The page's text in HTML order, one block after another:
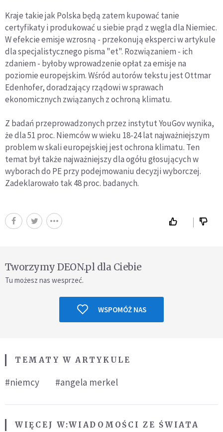
Kraje takie jak Polska będą zatem kupować tanie
certyfikaty i produkować u siebie prąd z węgla dla Niemiec.
W efekcie emisje wzrosną - przekonują eksperci w artykule
dla specjalistycznego pisma "et". Rozwiązaniem - ich
zdaniem - byłoby wprowadzenie opłat za emisje na
poziomie europejskim. Wśród autorów tekstu jest Ottmar
Edenhofer, doradzający rządowi w sprawach
ekonomicznych związanych z ochroną klimatu.
Z badań przeprowadzonych przez instytut YouGov wynika,
że dla 51 proc. Niemców w wieku 18-24 lat najważniejszym
problem w skali europejskiej jest ochrona klimatu. Ten
temat był także najważniejszy dla ogółu głosujących w
wyborach do PE przy podejmowaniu decyzji wyborczej.
Zadeklarowało tak 48 proc. badanych.
Tworzymy DEON.pl dla Ciebie
Tu możesz nas wesprzeć.
WSPOMÓŻ NAS
TEMATY W ARTYKULE
#niemcy #angela merkel
WIĘCEJ W:WIADOMOŚCI ZE ŚWIATA